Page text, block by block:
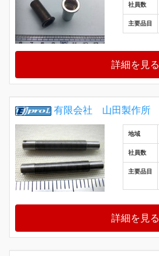
社員数
主要品目
詳細を見る
有限会社 山田製作所
地域
社員数
主要品目
詳細を見る